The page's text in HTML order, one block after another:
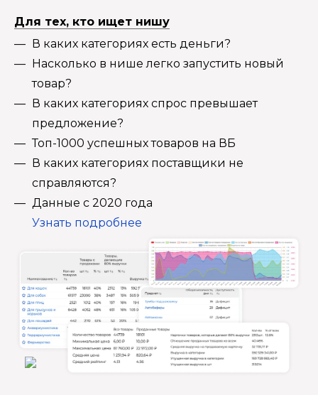
Для тех, кто ищет нишу
В каких категориях есть деньги?
Насколько в нише легко запустить новый
товар?
В каких категориях спрос превышает
предложение?
Топ-1000 успешных товаров на ВБ
В каких категориях поставщики не
справляются?
Данные с 2020 года
Узнать подробнее